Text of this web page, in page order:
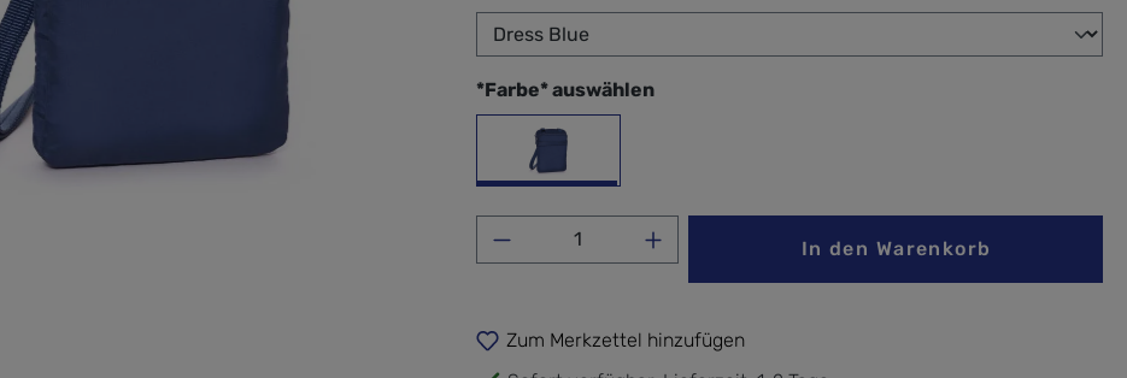
*Farbe* auswählen
Produkt Anzahl: Gib den gewünschten Wert ein
In den Warenkorb
Zum Merkzettel hinzufügen